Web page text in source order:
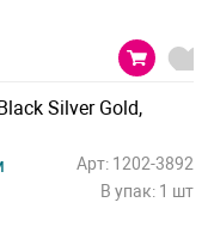
Silver Gold,
Арт: 1202-3892
В упак: 1 шт